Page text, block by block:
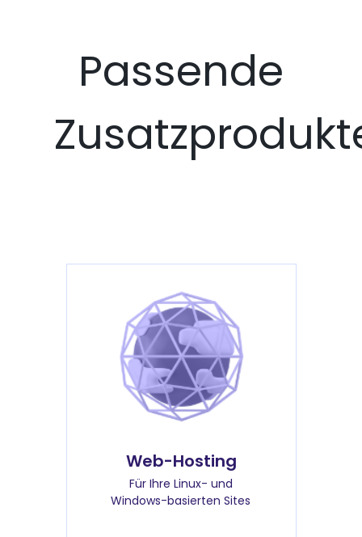
Passende
Web-Hosting
Für Ihre Linux- und
Windows-basierten Sites